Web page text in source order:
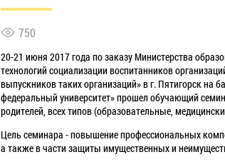
750
20-21 июня 2017 года по заказу Министерства
технологий социализации воспитанников
выпускников таких организаций» в г. Пятигорск на
федеральный университет» прошел обучающий
родителей, всех типов (образовательные,
Цель семинара - повышение профессиональных
а также в части защиты имущественных и